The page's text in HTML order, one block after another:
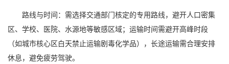
路线与时间：需选择交通部门核定的专用路线，避开人口密集
区、学校、医院、水源地等敏感区域；运输时间需避开高峰时段
（如城市核心区白天禁止运输剧毒化学品），长途运输需合理安排
休息，避免疲劳驾驶。